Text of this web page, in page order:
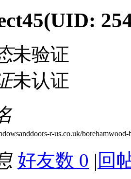
(UID:
未验证
未认证
r-us.co.uk/
好友数 0 | 回